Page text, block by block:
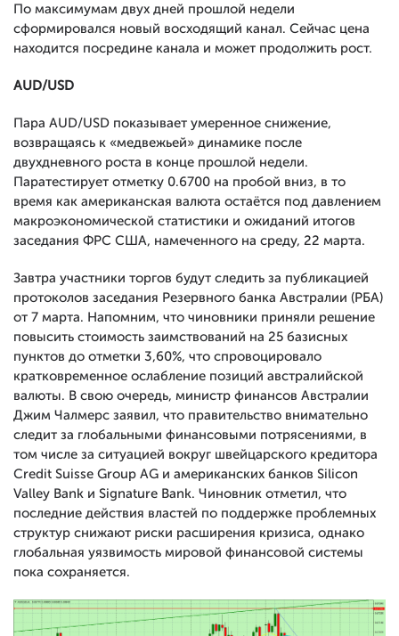
По максимумам двух дней прошлой недели
сформировался новый восходящий канал. Сейчас цена
находится посредине канала и может продолжить рост.
AUD/USD
Пара AUD/USD показывает умеренное снижение,
возвращаясь к «медвежьей» динамике после
двухдневного роста в конце прошлой недели.
Паратестирует отметку 0.6700 на пробой вниз, в то
время как американская валюта остаётся под давлением
макроэкономической статистики и ожиданий итогов
заседания ФРС США, намеченного на среду, 22 марта.
Завтра участники торгов будут следить за публикацией
протоколов заседания Резервного банка Австралии (РБА)
от 7 марта. Напомним, что чиновники приняли решение
повысить стоимость заимствований на 25 базисных
пунктов до отметки 3,60%, что спровоцировало
кратковременное ослабление позиций австралийской
валюты. В свою очередь, министр финансов Австралии
Джим Чалмерс заявил, что правительство внимательно
следит за глобальными финансовыми потрясениями, в
том числе за ситуацией вокруг швейцарского кредитора
Credit Suisse Group AG и американских банков Silicon
Valley Bank и Signature Bank. Чиновник отметил, что
последние действия властей по поддержке проблемных
структур снижают риски расширения кризиса, однако
глобальная уязвимость мировой финансовой системы
пока сохраняется.